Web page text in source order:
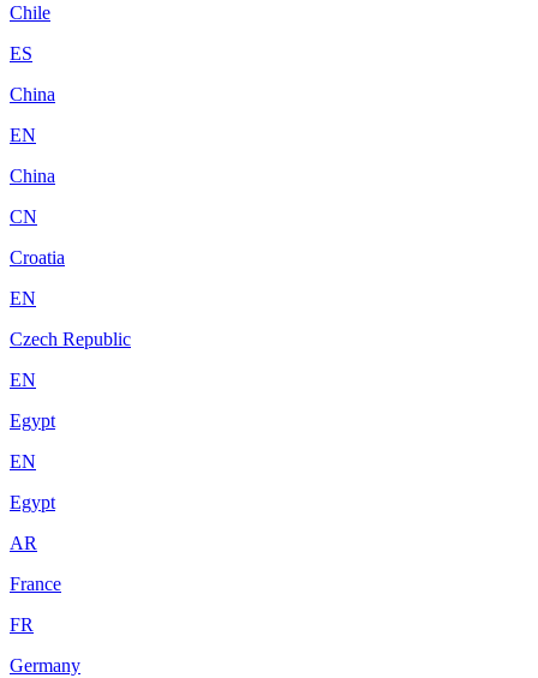
Chile
ES
China
EN
China
CN
Croatia
EN
Czech Republic
EN
Egypt
EN
Egypt
AR
France
FR
Germany